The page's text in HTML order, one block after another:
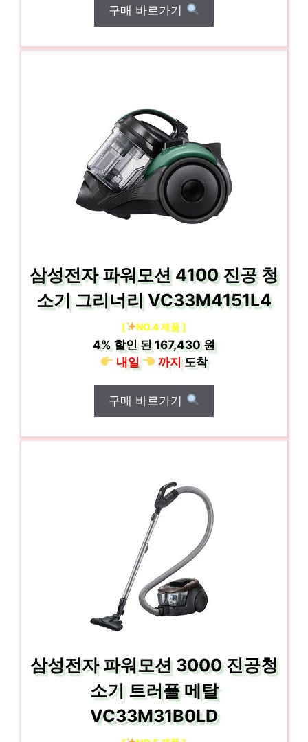
구매 바로가기
삼성전자 파워모션 4100 진공 청
소기 그리너리 VC33M4151L4
[ NO.4 제품 ]
4% 할인 된167,430 원
내일
까지도착
구매 바로가기
삼성전자 파워모션 3000 진공청
소기 트러플 메탈
VC33M31B0LD